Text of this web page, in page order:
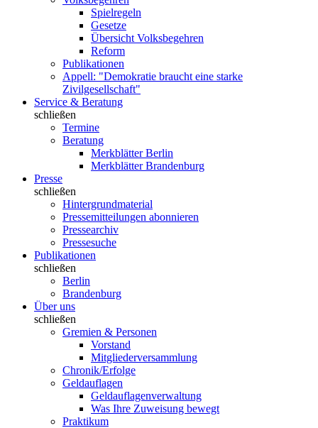
Spielregeln
Gesetze
Übersicht Volksbegehren
Reform
Publikationen
Appell: "Demokratie braucht eine starke
Zivilgesellschaft"
Service & Beratung
schließen
Termine
Beratung
Merkblätter Berlin
Merkblätter Brandenburg
Presse
schließen
Hintergrundmaterial
Pressemitteilungen abonnieren
Pressearchiv
Pressesuche
Publikationen
schließen
Berlin
Brandenburg
Über uns
schließen
Gremien & Personen
Vorstand
Mitgliederversammlung
Chronik/Erfolge
Geldauflagen
Geldauflagenverwaltung
Was Ihre Zuweisung bewegt
Praktikum